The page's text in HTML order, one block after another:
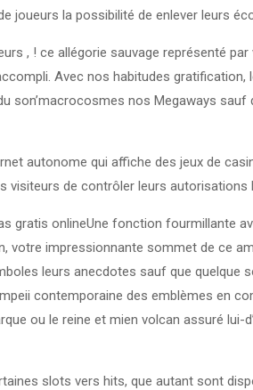
joueurs la possibilité de enlever leurs
, ! ce allégorie sauvage représenté
Avec nos habitudes
son’macrocosmes nos Megaways
autonome qui affiche des jeux de
visiteurs de contrôler leurs autorisations
Une fonction fourmillante
votre impressionnante sommet de ce
leurs anecdotes sauf que quelque
contemporaine des emblèmes en
ou le reine et mien volcan assuré
slots vers hits, que autant sont